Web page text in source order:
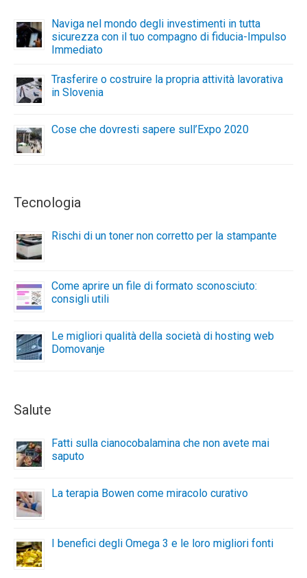
Naviga nel mondo degli investimenti in tutta
sicurezza con il tuo compagno di fiducia-Impulso
Immediato
Trasferire o costruire la propria attività lavorativa
in Slovenia
Cose che dovresti sapere sull’Expo 2020
Tecnologia
Rischi di un toner non corretto per la stampante
Come aprire un file di formato sconosciuto:
consigli utili
Le migliori qualità della società di hosting web
Domovanje
Salute
Fatti sulla cianocobalamina che non avete mai
saputo
La terapia Bowen come miracolo curativo
I benefici degli Omega 3 e le loro migliori fonti